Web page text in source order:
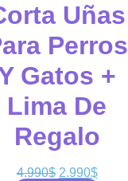
Uñas
Perros
Gatos +
Lima De
Regalo
4.990$ 2.990$